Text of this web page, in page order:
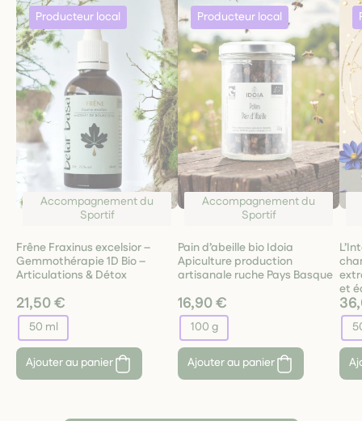
Accompagnement du
Sportif
Frêne Fraxinus excelsior –
Gemmothérapie 1D Bio –
Articulations & Détox
21,50 €
50 ml
Ajouter au panier
Accompagnement du
Sportif
Pain d’abeille bio Idoia
Apiculture production
artisanale ruche Pays Basque
16,90 €
100 g
Ajouter au panier
et